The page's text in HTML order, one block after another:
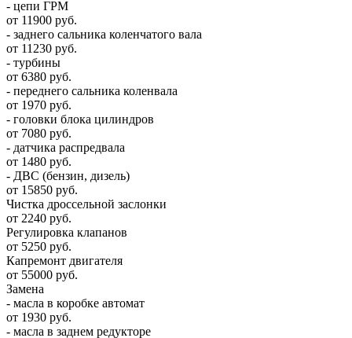
- цепи ГРМ
от 11900 руб.
- заднего сальника коленчатого вала
от 11230 руб.
- турбины
от 6380 руб.
- переднего сальника коленвала
от 1970 руб.
- головки блока цилиндров
от 7080 руб.
- датчика распредвала
от 1480 руб.
- ДВС (бензин, дизель)
от 15850 руб.
Чистка дроссельной заслонки
от 2240 руб.
Регулировка клапанов
от 5250 руб.
Капремонт двигателя
от 55000 руб.
Замена
- масла в коробке автомат
от 1930 руб.
- масла в заднем редукторе